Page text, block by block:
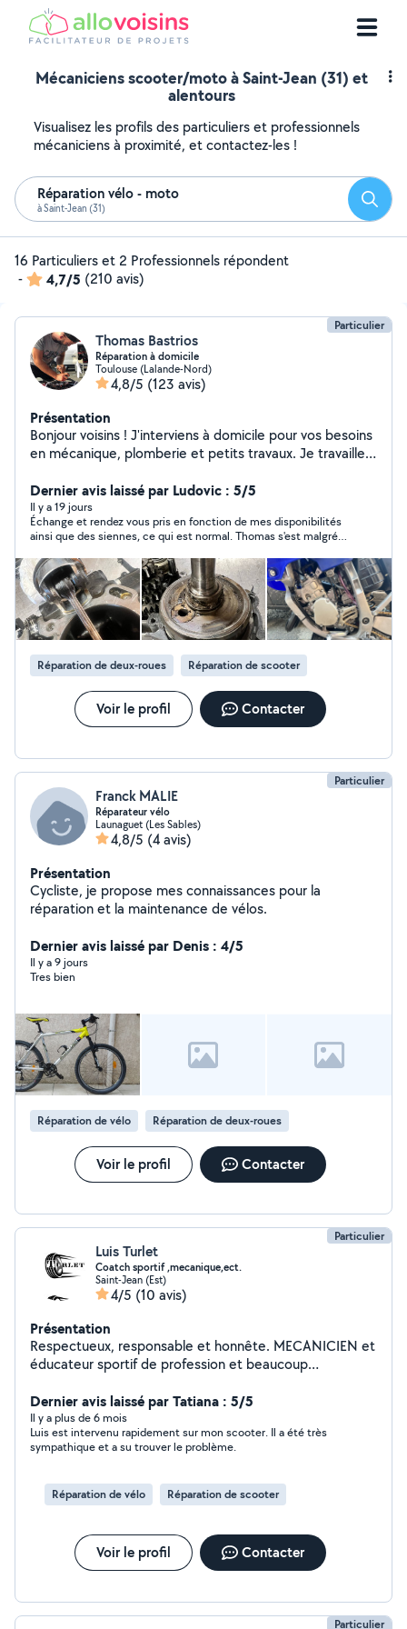
Mécaniciens scooter/moto à Saint-Jean (31) et
alentours
Visualisez les profils des particuliers et professionnels
mécaniciens à proximité, et contactez-les !
Réparation vélo - moto
à Saint-Jean (31)
16 Particuliers et 2 Professionnels répondent
-
4,7/5 (210 avis)
Particulier
Thomas Bastrios
Réparation à domicile
Toulouse (Lalande-Nord)
4,8/5 (123 avis)
Présentation
Bonjour voisins ! J'interviens à domicile pour vos besoins
en mécanique, plomberie et petits travaux. Je travaille
confiance. Un souci ? Je suis là pour vous aider, avec le
sourire !
Dernier avis laissé par Ludovic : 5/5
Il y a 19 jours
Échange et rendez vous pris en fonction de mes disponibilités
ainsi que des siennes, ce qui est normal. Thomas s'est malgré
recommande largement et n'hésiterai pas à reprendre contact
avec lui dès que j'en aurai besoin
Réparation de deux-roues Réparation de scooter
Voir le profil Contacter
Particulier
Franck MALIE
Réparateur vélo
Launaguet (Les Sables)
4,8/5 (4 avis)
Présentation
Cycliste, je propose mes connaissances pour la
réparation et la maintenance de vélos.
Dernier avis laissé par Denis : 4/5
Il y a 9 jours
Tres bien
Réparation de vélo Réparation de deux-roues
Voir le profil Contacter
Particulier
Luis Turlet
Coatch sportif ,mecanique,ect.
Saint-Jean (Est)
4/5 (10 avis)
Présentation
Respectueux, responsable et honnête. MECANICIEN et
éducateur sportif de profession et beaucoup
Dernier avis laissé par Tatiana : 5/5
Il y a plus de 6 mois
Luis est intervenu rapidement sur mon scooter. Il a été très
sympathique et a su trouver le problème.
Réparation de vélo Réparation de scooter
Voir le profil Contacter
Particulier